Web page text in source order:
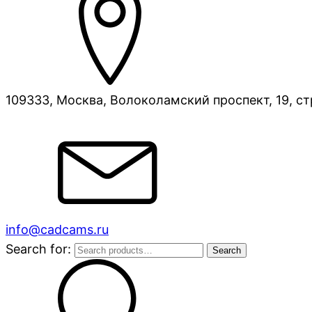
109333, Москва, Волоколамский проспект, 19,
info@cadcams.ru
Search for:
Search